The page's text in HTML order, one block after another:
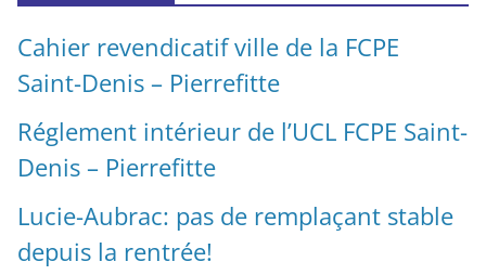
Cahier revendicatif ville de la FCPE
Saint-Denis – Pierrefitte
Réglement intérieur de l’UCL FCPE Saint-
Denis – Pierrefitte
Lucie-Aubrac: pas de remplaçant stable
depuis la rentrée!